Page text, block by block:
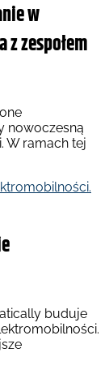
w
zespołem
nowoczesną
W ramach tej
buduje